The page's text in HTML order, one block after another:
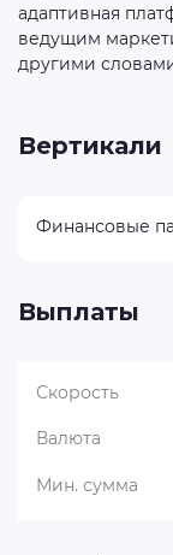
адаптивная
ведущим
другими
Вертикали
Финансовые
Выплаты
Скорость
Валюта
Мин. сумма